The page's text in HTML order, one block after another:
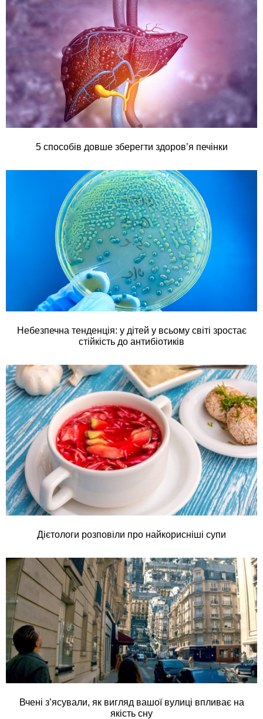
5 способів довше зберегти здоров’я печінки
Небезпечна тенденція: у дітей у всьому світі зростає
стійкість до антибіотиків
Дієтологи розповіли про найкорисніші супи
Вчені з’ясували, як вигляд вашої вулиці впливає на
якість сну